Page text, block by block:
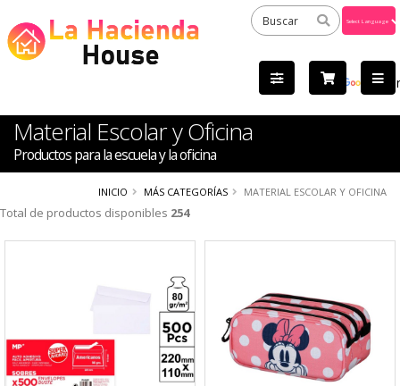
by
Material Escolar y Oficina
Productos para la escuela y la oficina
INICIO MÁS CATEGORÍAS MATERIAL ESCOLAR Y OFICINA
Total de productos disponibles 254